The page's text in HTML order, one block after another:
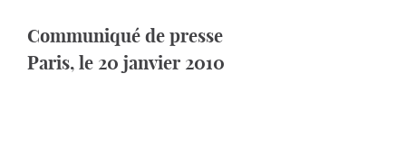
Communiqué de presse
Paris, le 20 janvier 2010